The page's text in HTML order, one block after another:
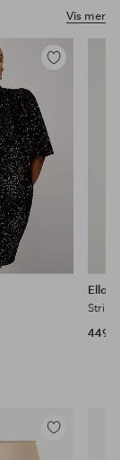
Vis mer
Legg
Ellos
449
Legg